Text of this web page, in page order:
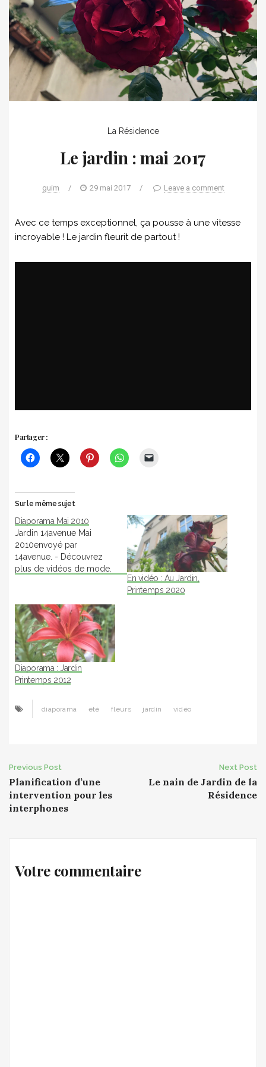
La Résidence
Le jardin : mai 2017
guim / 29 mai 2017 / Leave a comment
Avec ce temps exceptionnel, ça pousse à une vitesse
incroyable ! Le jardin fleurit de partout !
Partager :
Sur le même sujet
Diaporama Mai 2010
Jardin 14avenue Mai
2010envoyé par
14avenue. - Découvrez
plus de vidéos de mode.
En vidéo : Au Jardin,
Printemps 2020
Diaporama : Jardin
Printemps 2012
diaporama été fleurs jardin vidéo
Post
navigation
Previous Post
Planification d’une
intervention pour les
interphones
Next Post
Le nain de Jardin de la
Résidence
Votre commentaire